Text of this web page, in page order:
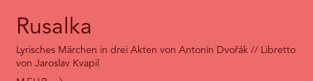
Rusalka
Lyrisches Märchen in drei Akten von Antonín Dvořák // Libretto
von Jaroslav Kvapil